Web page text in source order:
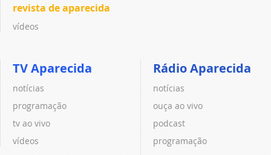
revista de aparecida
vídeos
TV Aparecida
notícias
programação
tv ao vivo
vídeos
Rádio Aparecida
notícias
ouça ao vivo
podcast
programação